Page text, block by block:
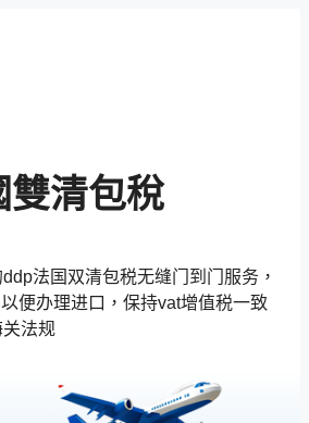
雙清包稅
法国双清包税无缝门到门服务，
便办理进口，保持vat增值税一致
法规